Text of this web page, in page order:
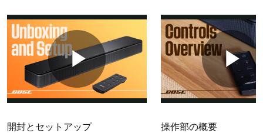
開封とセットアップ 操作部の概要